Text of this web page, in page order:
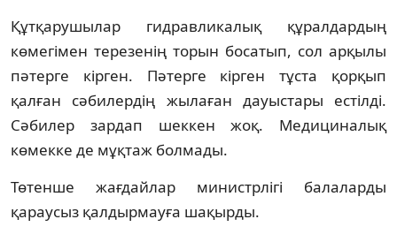
Құтқарушылар гидравликалық құралдардың
көмегімен терезенің торын босатып, сол арқылы
пәтерге кірген. Пәтерге кірген тұста қорқып
қалған сәбилердің жылаған дауыстары естілді.
Сәбилер зардап шеккен жоқ. Медициналық
көмекке де мұқтаж болмады.
Төтенше жағдайлар министрлігі балаларды
қараусыз қалдырмауға шақырды.